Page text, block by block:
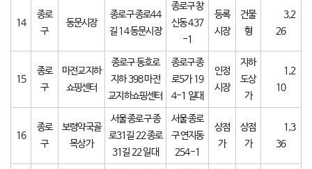
14
종로
구
동문시장
종로구 종로44
길 14 동문시장
종로구 창
신동 437
-1
등록
시장
건물
형
3,2
26
15
종로
구
마전교지하
쇼핑센터
종로구 동호로
지하 398 마전
교지하쇼핑센터
종로구 종
로5가 19
4-1 일대
인정
시장
지하
도상
가
1,2
10
16
종로
구
보령약국골
목상가
서울 종로구 종
로31길 22 종로
31길 22 일대
서울 종로
구 연지동
254-1
상점
가
상점
가
1,3
36